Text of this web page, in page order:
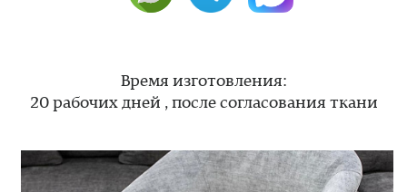
Время изготовления:
20 рабочих дней , после согласования ткани